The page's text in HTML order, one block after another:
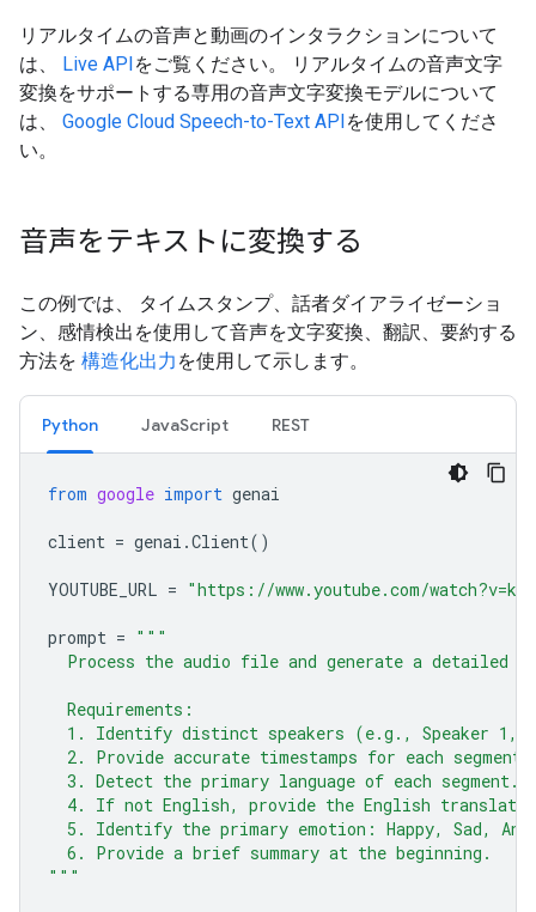
リアルタイムの音声と動画のインタラクションについて
は、 Live APIをご覧ください。 リアルタイムの音声文字
変換をサポートする専用の音声文字変換モデルについて
は、 Google Cloud Speech-to-Text APIを使用してくださ
い。
音声をテキストに変換する
この例では、 タイムスタンプ、話者ダイアライゼーショ
ン、感情検出を使用して音声を文字変換、翻訳、要約する
方法を 構造化出力 を使用して示します。
Python JavaScript REST
from google import genai
client = genai .Client()
YOUTUBE_URL = "https://www.youtube.com/watch?v=ku-
prompt = """
Process the audio file and generate a detailed
  Requirements:
1. Identify distinct speakers (e.g., Speaker 1,
2. Provide accurate timestamps for each segment
  3. Detect the primary language of each segment.
4. If not English, provide the English
5. Identify the primary emotion: Happy, Sad,
  6. Provide a brief summary at the beginning.
"""